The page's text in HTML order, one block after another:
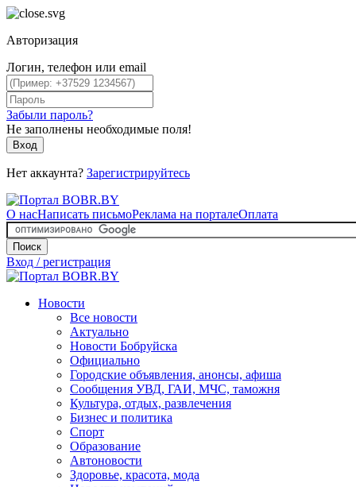
Авторизация
Логин, телефон или email
Забыли пароль?
Не заполнены необходимые поля!
Вход
Нет аккаунта? Зарегистрируйтесь
О насНаписать письмоРеклама на порталеОплата
Поиск
Вход / регистрация
Новости
Все новости
Актуально
Новости Бобруйска
Официально
Городские объявления, анонсы, афиша
Сообщения УВД, ГАИ, МЧС, таможня
Культура, отдых, развлечения
Бизнес и политика
Спорт
Образование
Автоновости
Здоровье, красота, мода